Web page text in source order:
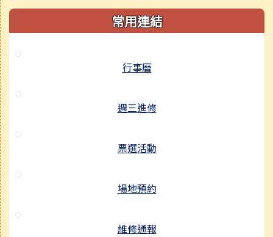
常用連結
行事曆
週三進修
票選活動
場地預約
維修通報